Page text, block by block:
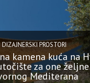
DIZAJNERSKI PROSTORI
kamena kuća na
za one
Mediterana